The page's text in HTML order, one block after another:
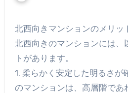
北西向きマンションのメリッ
北西向きのマンションには、
トがあります。
1. 柔らかく安定した明るさが
のマンションは、高層階であ